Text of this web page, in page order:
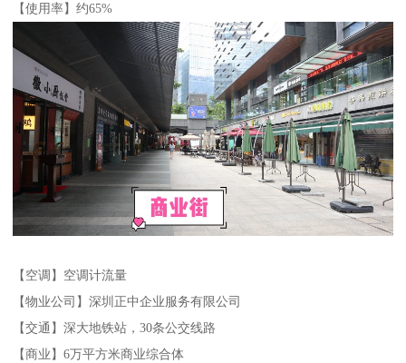
【使用率】约65%
【空调】空调计流量
【物业公司】深圳正中企业服务有限公司
【交通】深大地铁站，30条公交线路
【商业】6万平方米商业综合体